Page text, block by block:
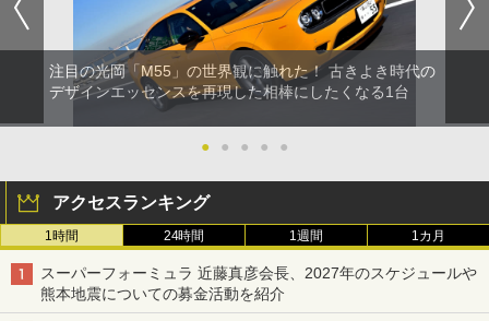
注目の光岡「M55」の世界観に触れた！ 古きよき時代の
デザインエッセンスを再現した相棒にしたくなる1台
● ● ● ● ●
アクセスランキング
1時間 24時間 1週間 1カ月
スーパーフォーミュラ 近藤真彦会長、2027年のスケジュールや
熊本地震についての募金活動を紹介